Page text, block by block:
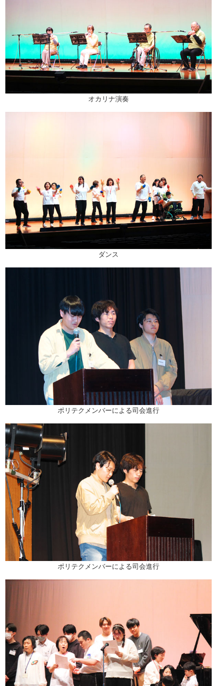
オカリナ演奏
ダンス
ポリテクメンバーによる司会進行
ポリテクメンバーによる司会進行